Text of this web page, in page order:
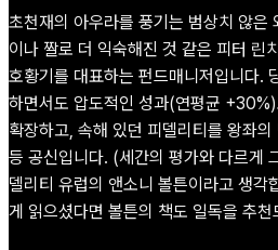
초천재의 아우라를 풍기는 범상치 않은
이나 짤로 더 익숙해진 것 같은 피터 린
호황기를 대표하는 펀드매니저입니다.
하면서도 압도적인 성과(연평균
확장하고, 속해 있던 피델리티를 왕좌
등 공신입니다. (세간의 평가와 다르게
델리티 유럽의 앤소니 볼튼이라고 생각
게 읽으셨다면 볼튼의 책도 일독을 추천